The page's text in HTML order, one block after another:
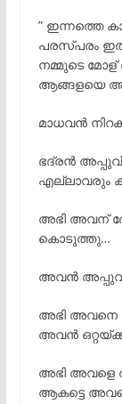
” ഇന്നത്തെ
പരസ്പരം
നമ്മുടെ
ആങ്ങളയെ
മാധവന്
ഭദ്രൻ
എല്ലാവരും
അഭി അവന്
കൊടുത്തു…
അവന്
അഭി അവനെ
അവന്
അഭി അവളെ
ആകട്ടെ